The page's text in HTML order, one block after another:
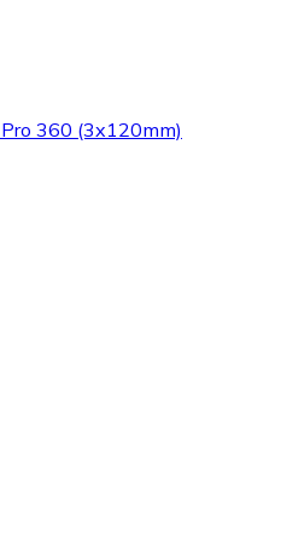
360 (3x120mm)